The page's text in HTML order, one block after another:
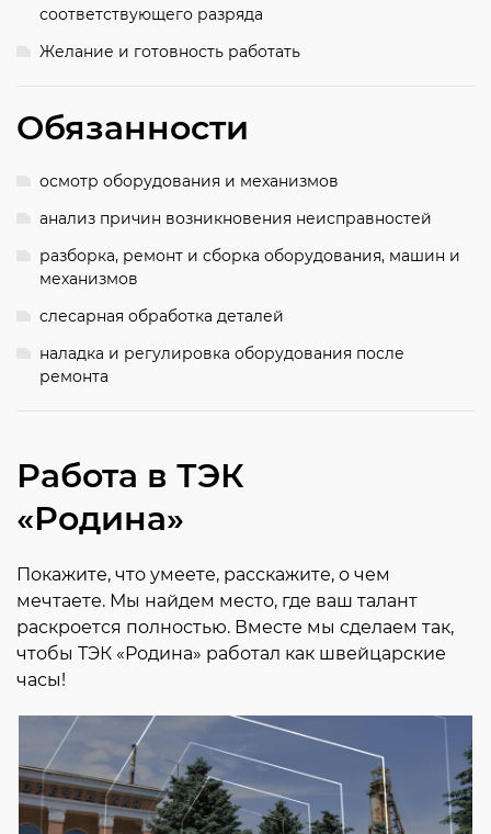
соответствующего разряда
Желание и готовность работать
Обязанности
осмотр оборудования и механизмов
анализ причин возникновения неисправностей
разборка, ремонт и сборка оборудования, машин и
механизмов
слесарная обработка деталей
наладка и регулировка оборудования после
ремонта
Работа в ТЭК
«Родина»
Покажите, что умеете, расскажите, о чем
мечтаете. Мы найдем место, где ваш талант
раскроется полностью. Вместе мы сделаем так,
чтобы ТЭК «Родина» работал как швейцарские
часы!